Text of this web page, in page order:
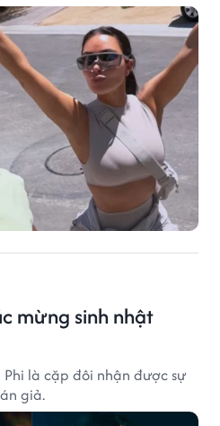
mừng sinh nhật
là cặp đôi nhận được sự
giả.